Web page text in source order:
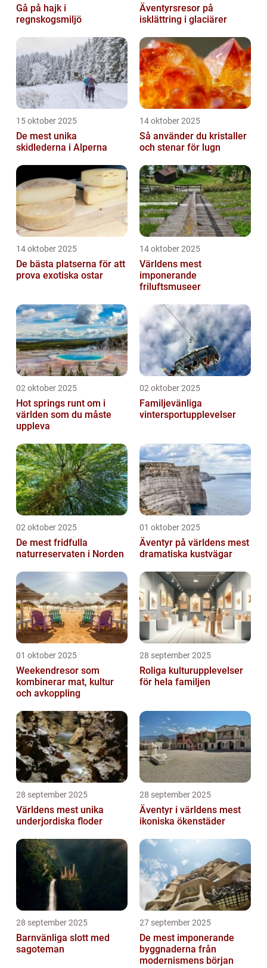
Gå på hajk i
regnskogsmiljö
Äventyrsresor på
isklättring i glaciärer
15 oktober 2025
De mest unika
skidlederna i Alperna
14 oktober 2025
Så använder du kristaller
och stenar för lugn
14 oktober 2025
De bästa platserna för att
prova exotiska ostar
14 oktober 2025
Världens mest
imponerande
friluftsmuseer
02 oktober 2025
Hot springs runt om i
världen som du måste
uppleva
02 oktober 2025
Familjevänliga
vintersportupplevelser
02 oktober 2025
De mest fridfulla
naturreservaten i Norden
01 oktober 2025
Äventyr på världens mest
dramatiska kustvägar
01 oktober 2025
Weekendresor som
kombinerar mat, kultur
och avkoppling
28 september 2025
Roliga kulturupplevelser
för hela familjen
28 september 2025
Världens mest unika
underjordiska floder
28 september 2025
Äventyr i världens mest
ikoniska ökenstäder
28 september 2025
Barnvänliga slott med
sagoteman
27 september 2025
De mest imponerande
byggnaderna från
modernismens början